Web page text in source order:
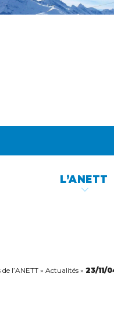
L’ANETT
l’ANETT » Actualités » 23/11/